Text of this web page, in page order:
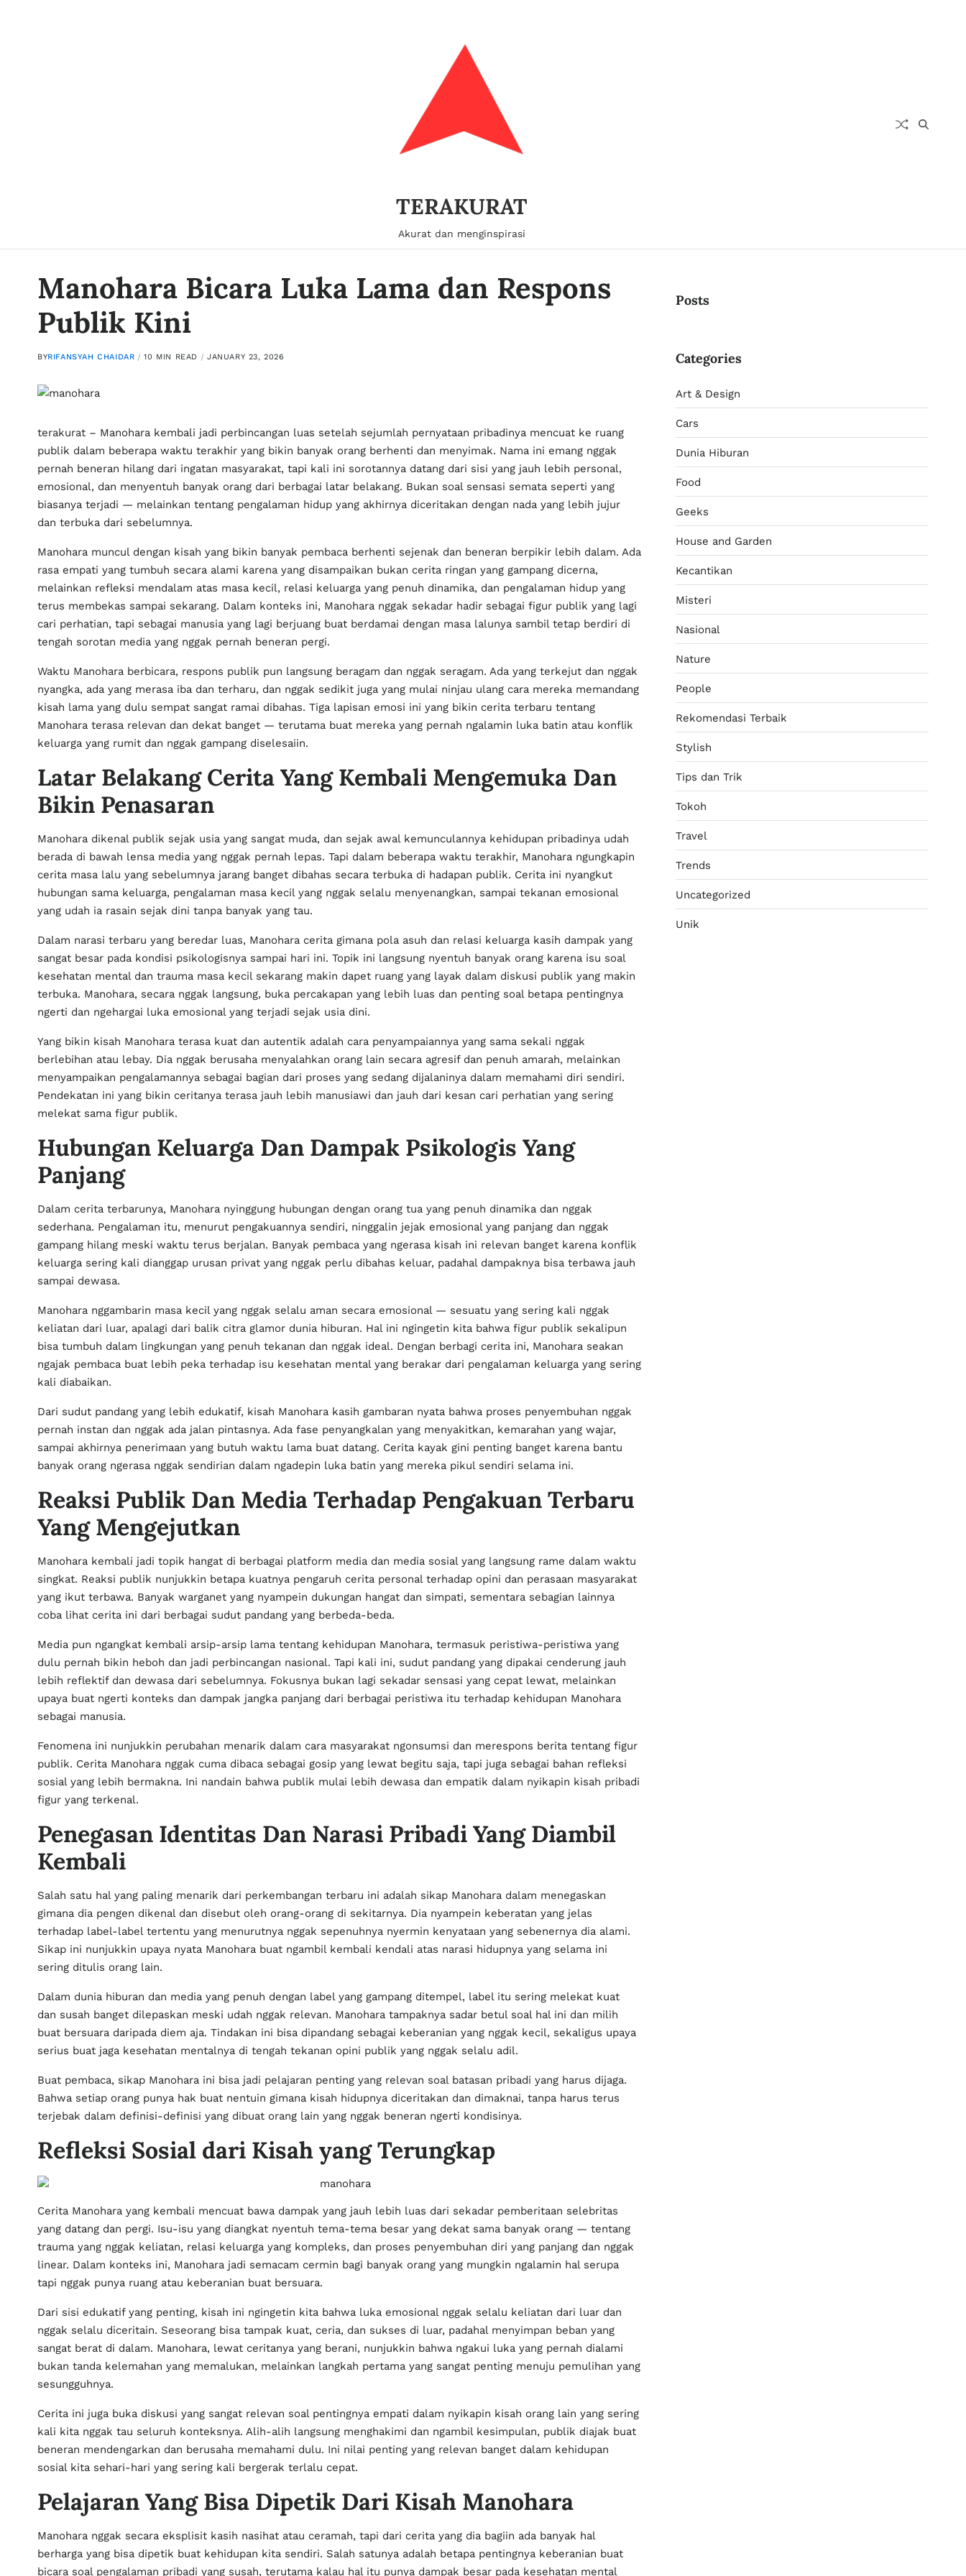
TERAKURAT
Akurat dan menginspirasi
Manohara Bicara Luka Lama dan Respons
Publik Kini
BYRIFANSYAH CHAIDAR 10 MIN READ JANUARY 23, 2026
terakurat – Manohara kembali jadi perbincangan luas setelah sejumlah pernyataan pribadinya mencuat ke ruang
publik dalam beberapa waktu terakhir yang bikin banyak orang berhenti dan menyimak. Nama ini emang nggak
pernah beneran hilang dari ingatan masyarakat, tapi kali ini sorotannya datang dari sisi yang jauh lebih personal,
emosional, dan menyentuh banyak orang dari berbagai latar belakang. Bukan soal sensasi semata seperti yang
biasanya terjadi — melainkan tentang pengalaman hidup yang akhirnya diceritakan dengan nada yang lebih jujur
dan terbuka dari sebelumnya.
Manohara muncul dengan kisah yang bikin banyak pembaca berhenti sejenak dan beneran berpikir lebih dalam. Ada
rasa empati yang tumbuh secara alami karena yang disampaikan bukan cerita ringan yang gampang dicerna,
melainkan refleksi mendalam atas masa kecil, relasi keluarga yang penuh dinamika, dan pengalaman hidup yang
terus membekas sampai sekarang. Dalam konteks ini, Manohara nggak sekadar hadir sebagai figur publik yang lagi
cari perhatian, tapi sebagai manusia yang lagi berjuang buat berdamai dengan masa lalunya sambil tetap berdiri di
tengah sorotan media yang nggak pernah beneran pergi.
Waktu Manohara berbicara, respons publik pun langsung beragam dan nggak seragam. Ada yang terkejut dan nggak
nyangka, ada yang merasa iba dan terharu, dan nggak sedikit juga yang mulai ninjau ulang cara mereka memandang
kisah lama yang dulu sempat sangat ramai dibahas. Tiga lapisan emosi ini yang bikin cerita terbaru tentang
Manohara terasa relevan dan dekat banget — terutama buat mereka yang pernah ngalamin luka batin atau konflik
keluarga yang rumit dan nggak gampang diselesaiin.
Latar Belakang Cerita Yang Kembali Mengemuka Dan
Bikin Penasaran
Manohara dikenal publik sejak usia yang sangat muda, dan sejak awal kemunculannya kehidupan pribadinya udah
berada di bawah lensa media yang nggak pernah lepas. Tapi dalam beberapa waktu terakhir, Manohara ngungkapin
cerita masa lalu yang sebelumnya jarang banget dibahas secara terbuka di hadapan publik. Cerita ini nyangkut
hubungan sama keluarga, pengalaman masa kecil yang nggak selalu menyenangkan, sampai tekanan emosional
yang udah ia rasain sejak dini tanpa banyak yang tau.
Dalam narasi terbaru yang beredar luas, Manohara cerita gimana pola asuh dan relasi keluarga kasih dampak yang
sangat besar pada kondisi psikologisnya sampai hari ini. Topik ini langsung nyentuh banyak orang karena isu soal
kesehatan mental dan trauma masa kecil sekarang makin dapet ruang yang layak dalam diskusi publik yang makin
terbuka. Manohara, secara nggak langsung, buka percakapan yang lebih luas dan penting soal betapa pentingnya
ngerti dan ngehargai luka emosional yang terjadi sejak usia dini.
Yang bikin kisah Manohara terasa kuat dan autentik adalah cara penyampaiannya yang sama sekali nggak
berlebihan atau lebay. Dia nggak berusaha menyalahkan orang lain secara agresif dan penuh amarah, melainkan
menyampaikan pengalamannya sebagai bagian dari proses yang sedang dijalaninya dalam memahami diri sendiri.
Pendekatan ini yang bikin ceritanya terasa jauh lebih manusiawi dan jauh dari kesan cari perhatian yang sering
melekat sama figur publik.
Hubungan Keluarga Dan Dampak Psikologis Yang
Panjang
Dalam cerita terbarunya, Manohara nyinggung hubungan dengan orang tua yang penuh dinamika dan nggak
sederhana. Pengalaman itu, menurut pengakuannya sendiri, ninggalin jejak emosional yang panjang dan nggak
gampang hilang meski waktu terus berjalan. Banyak pembaca yang ngerasa kisah ini relevan banget karena konflik
keluarga sering kali dianggap urusan privat yang nggak perlu dibahas keluar, padahal dampaknya bisa terbawa jauh
sampai dewasa.
Manohara nggambarin masa kecil yang nggak selalu aman secara emosional — sesuatu yang sering kali nggak
keliatan dari luar, apalagi dari balik citra glamor dunia hiburan. Hal ini ngingetin kita bahwa figur publik sekalipun
bisa tumbuh dalam lingkungan yang penuh tekanan dan nggak ideal. Dengan berbagi cerita ini, Manohara seakan
ngajak pembaca buat lebih peka terhadap isu kesehatan mental yang berakar dari pengalaman keluarga yang sering
kali diabaikan.
Dari sudut pandang yang lebih edukatif, kisah Manohara kasih gambaran nyata bahwa proses penyembuhan nggak
pernah instan dan nggak ada jalan pintasnya. Ada fase penyangkalan yang menyakitkan, kemarahan yang wajar,
sampai akhirnya penerimaan yang butuh waktu lama buat datang. Cerita kayak gini penting banget karena bantu
banyak orang ngerasa nggak sendirian dalam ngadepin luka batin yang mereka pikul sendiri selama ini.
Reaksi Publik Dan Media Terhadap Pengakuan Terbaru
Yang Mengejutkan
Manohara kembali jadi topik hangat di berbagai platform media dan media sosial yang langsung rame dalam waktu
singkat. Reaksi publik nunjukkin betapa kuatnya pengaruh cerita personal terhadap opini dan perasaan masyarakat
yang ikut terbawa. Banyak warganet yang nyampein dukungan hangat dan simpati, sementara sebagian lainnya
coba lihat cerita ini dari berbagai sudut pandang yang berbeda-beda.
Media pun ngangkat kembali arsip-arsip lama tentang kehidupan Manohara, termasuk peristiwa-peristiwa yang
dulu pernah bikin heboh dan jadi perbincangan nasional. Tapi kali ini, sudut pandang yang dipakai cenderung jauh
lebih reflektif dan dewasa dari sebelumnya. Fokusnya bukan lagi sekadar sensasi yang cepat lewat, melainkan
upaya buat ngerti konteks dan dampak jangka panjang dari berbagai peristiwa itu terhadap kehidupan Manohara
sebagai manusia.
Fenomena ini nunjukkin perubahan menarik dalam cara masyarakat ngonsumsi dan merespons berita tentang figur
publik. Cerita Manohara nggak cuma dibaca sebagai gosip yang lewat begitu saja, tapi juga sebagai bahan refleksi
sosial yang lebih bermakna. Ini nandain bahwa publik mulai lebih dewasa dan empatik dalam nyikapin kisah pribadi
figur yang terkenal.
Penegasan Identitas Dan Narasi Pribadi Yang Diambil
Kembali
Salah satu hal yang paling menarik dari perkembangan terbaru ini adalah sikap Manohara dalam menegaskan
gimana dia pengen dikenal dan disebut oleh orang-orang di sekitarnya. Dia nyampein keberatan yang jelas
terhadap label-label tertentu yang menurutnya nggak sepenuhnya nyermin kenyataan yang sebenernya dia alami.
Sikap ini nunjukkin upaya nyata Manohara buat ngambil kembali kendali atas narasi hidupnya yang selama ini
sering ditulis orang lain.
Dalam dunia hiburan dan media yang penuh dengan label yang gampang ditempel, label itu sering melekat kuat
dan susah banget dilepaskan meski udah nggak relevan. Manohara tampaknya sadar betul soal hal ini dan milih
buat bersuara daripada diem aja. Tindakan ini bisa dipandang sebagai keberanian yang nggak kecil, sekaligus upaya
serius buat jaga kesehatan mentalnya di tengah tekanan opini publik yang nggak selalu adil.
Buat pembaca, sikap Manohara ini bisa jadi pelajaran penting yang relevan soal batasan pribadi yang harus dijaga.
Bahwa setiap orang punya hak buat nentuin gimana kisah hidupnya diceritakan dan dimaknai, tanpa harus terus
terjebak dalam definisi-definisi yang dibuat orang lain yang nggak beneran ngerti kondisinya.
Refleksi Sosial dari Kisah yang Terungkap
Cerita Manohara yang kembali mencuat bawa dampak yang jauh lebih luas dari sekadar pemberitaan selebritas
yang datang dan pergi. Isu-isu yang diangkat nyentuh tema-tema besar yang dekat sama banyak orang — tentang
trauma yang nggak keliatan, relasi keluarga yang kompleks, dan proses penyembuhan diri yang panjang dan nggak
linear. Dalam konteks ini, Manohara jadi semacam cermin bagi banyak orang yang mungkin ngalamin hal serupa
tapi nggak punya ruang atau keberanian buat bersuara.
Dari sisi edukatif yang penting, kisah ini ngingetin kita bahwa luka emosional nggak selalu keliatan dari luar dan
nggak selalu diceritain. Seseorang bisa tampak kuat, ceria, dan sukses di luar, padahal menyimpan beban yang
sangat berat di dalam. Manohara, lewat ceritanya yang berani, nunjukkin bahwa ngakui luka yang pernah dialami
bukan tanda kelemahan yang memalukan, melainkan langkah pertama yang sangat penting menuju pemulihan yang
sesungguhnya.
Cerita ini juga buka diskusi yang sangat relevan soal pentingnya empati dalam nyikapin kisah orang lain yang sering
kali kita nggak tau seluruh konteksnya. Alih-alih langsung menghakimi dan ngambil kesimpulan, publik diajak buat
beneran mendengarkan dan berusaha memahami dulu. Ini nilai penting yang relevan banget dalam kehidupan
sosial kita sehari-hari yang sering kali bergerak terlalu cepat.
Pelajaran Yang Bisa Dipetik Dari Kisah Manohara
Manohara nggak secara eksplisit kasih nasihat atau ceramah, tapi dari cerita yang dia bagiin ada banyak hal
berharga yang bisa dipetik buat kehidupan kita sendiri. Salah satunya adalah betapa pentingnya keberanian buat
bicara soal pengalaman pribadi yang susah, terutama kalau hal itu punya dampak besar pada kesehatan mental
Posts
Categories
Art & Design
Cars
Dunia Hiburan
Food
Geeks
House and Garden
Kecantikan
Misteri
Nasional
Nature
People
Rekomendasi Terbaik
Stylish
Tips dan Trik
Tokoh
Travel
Trends
Uncategorized
Unik